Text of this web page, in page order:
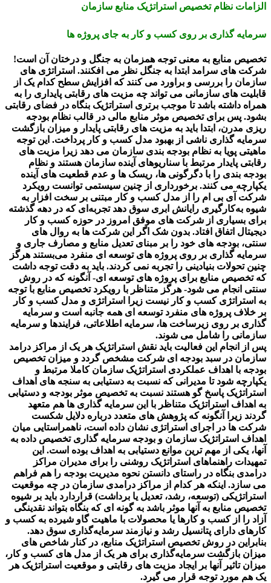
الزامات نظام تخصیص استراتژیک منابع سازمان
سرمایه گذاری بر روی کسب و کار به جای پروژه ها
تخصیص منابع به معنی توجه همزمان به جنگل و درختان آن است!
شرکت های سرامد ابتدا به جنگل نظر می افکنند. استراتژی های
سازمان را بررسی و براورد می کنند که افزایش سطح کدام یک از
قابلیت های سازمانی می تواند چه مزیت های رقابتی پایداری را به
همراه داشته باشد تا موجب برتری استراتژیک بنگاه در فضای رقابتی
بشود. پس برای تخصیص موثر منابع مالی در قالب نظام بودجه
ریزی مدرن، ابتدا باید به مزیت های رقابتی پایدار و میزان بازگشت
سرمایه گذاری ناشی از بهبود مدل کسب و کار پرداخت. این توجه
ماهیتی پویا به نظام بودجه بندی سازمان می دهد زیرا مزیت های
رقابتی پایدار مرتبط با سناریوهای آینده سازمان هستند و نظام
بودجه بندی را با دگرگونی ها، ریسک ها و عدم قطعیت های آینده
یکپارچه می کنند. برخورداری از چنین سیستمی توانست رویکرد
شرکت آی بی ام را از مدل کسب و کار مبتنی بر سخت افزار به
شیوه به‌کارگیری رایانش ابری سوق دهد تجربه‌ای که در دهه گذشته
برای بسیاری از شرکت های موفق امروز در حوزه کسب و کار
دیجیتال اتفاق افتاد. بدون شک اگر این شرکت ها به روال های
سنتی، بودجه های خود را بر مبنای تعدیل منابع و مصارف جاری و
سرمایه گذاری بر روی پروژه های توسعه ای منفرد می‌بستند هرگز
چنین تحولات بنیادینی را تجربه نمی کردند. باید به دقت توجه داشت
که تخصیص منابع برای پروژه های توسعه ای- آنگونه که در روش
سنتی انجام می شود- هرگز متناظر با رویکرد تخصیص منابع با توجه
به استراتژی کسب و کار نیست زیرا استراتژی و مدل کسب و کار
بر خلاف پروژه های منفرد توسعه ای همه جانبه است و سرمایه
گذاری بر روی زیرساخت ها، سرمایه اطلاعاتی، فرایندها و سرمایه
سازمانی را شامل می شوند.
پس از انجام این فعالیت باید نقش استراتژیک هر یک از مراکز درامد
سازمان در سبد بودجه ای شرکت مشخص گردد و میزان تخصیص
بودجه با اهداف عملکردی استراتژیک سازمان کاملا مرتبط و
یکپارچه شود تا مدیرانی که نسبت به دستیابی به سنجه های اهداف
استراتژیک پاسخ گو هستند نسبت به تخصیص موثر بودجه و دستیابی
به اهداف استراتژیک متناظر با این سرمایه گذاری ها هم متعهد
گردند زیرا آنگونه که پژوهش های متعدد درباره دلایل شکست
شرکت ها در اجرای استراتژی نشان داده است، ناهمراستایی میان
اهداف استراتژیک سازمان و بودجه سرمایه گذاری تخصیص داده به
آنها، یکی از مهم ترین موانع دستیابی به اهداف بوده است. این
تمهیدات راهنماهای استراتژیک روشنی را برای مدیران مراکز
درامدی بنگاه در راستای دانستن نحوه مدیریت بودجه را هم فراهم
می سازد. اینکه هر کدام از مراکز درامدی سازمان در چه موقعیت
استراتژیکی (توسعه، رشد، تعدیل یا برداشت) قراردارد باید بر شیوه
تخصیص منابع به آنها موثر باشد به گونه ای که بنگاه بتواند نقدینگی
آزاد را از کسب و کارها یا محصولات با ماهیت گاو شیرده به کسب و
کارهای دارای پتانسیل رشد و نیازمند سرمایه‌گذاری سوق دهد.
بنابراین در روش تخصیص استراتژیک منابع، در کنار شاخص های
میزان بازگشت سرمایه‌گذاری برای هر یک از مدل های کسب و کار،
میزان تاثیر آنها بر ایجاد مزیت های رقابتی و موقعیت استراتژیک هر
یک هم مورد توجه قرار می گیرد.